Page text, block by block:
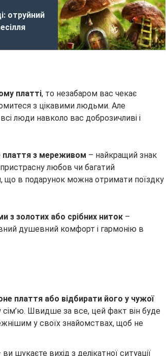
отруйний
платті, то незабаром вас чекає
з цікавими людьми. Але
люди навколо вас доброзичливі і
плаття з мереживом – найкращий знак
любов чи багатий
що в подарунок можна отримати поїздку
з золотих або срібних ниток –
душевний комфорт і гармонію в
плаття або відбирати його у чужої
сім’ю. Швидше за все, цей факт він буде
у своїх знайомствах, щоб не
ви шукаєте вихід з делікатної ситуації